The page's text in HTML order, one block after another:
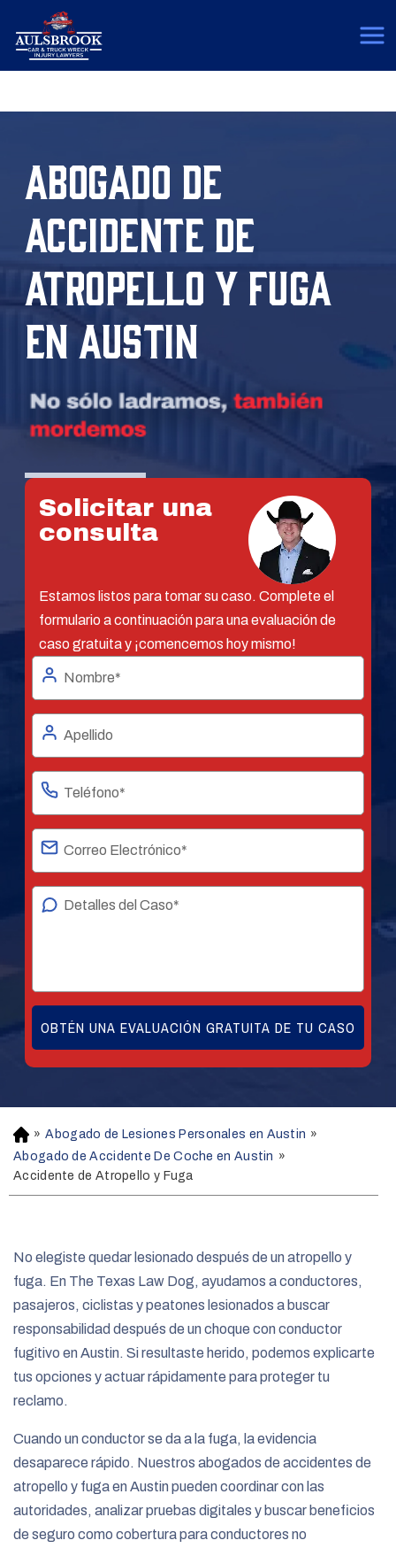
ABOGADO DE
ACCIDENTE DE
ATROPELLO Y FUGA
EN AUSTIN
Solicitar una
consulta
Estamos listos para tomar su caso. Complete el
formulario a continuación para una evaluación de
caso gratuita y ¡comencemos hoy mismo!
H
o
m
e
» Abogado de Lesiones Personales en Austin »
Abogado de Accidente De Coche en Austin »
Accidente de Atropello y Fuga
No elegiste quedar lesionado después de un atropello y
fuga. En The Texas Law Dog, ayudamos a conductores,
pasajeros, ciclistas y peatones lesionados a buscar
responsabilidad después de un choque con conductor
fugitivo en Austin. Si resultaste herido, podemos explicarte
tus opciones y actuar rápidamente para proteger tu
reclamo.
Cuando un conductor se da a la fuga, la evidencia
desaparece rápido. Nuestros abogados de accidentes de
atropello y fuga en Austin pueden coordinar con las
autoridades, analizar pruebas digitales y buscar beneficios
de seguro como cobertura para conductores no